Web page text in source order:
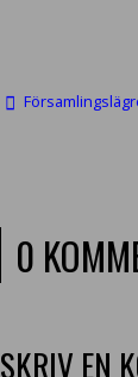
0
SKRIV EN